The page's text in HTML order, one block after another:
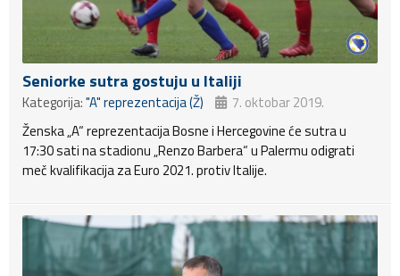
Seniorke sutra gostuju u Italiji
Kategorija:"A" reprezentacija (Ž)
7. oktobar 2019.
Ženska „A“ reprezentacija Bosne i Hercegovine će sutra u
17:30 sati na stadionu „Renzo Barbera“ u Palermu odigrati
meč kvalifikacija za Euro 2021. protiv Italije.